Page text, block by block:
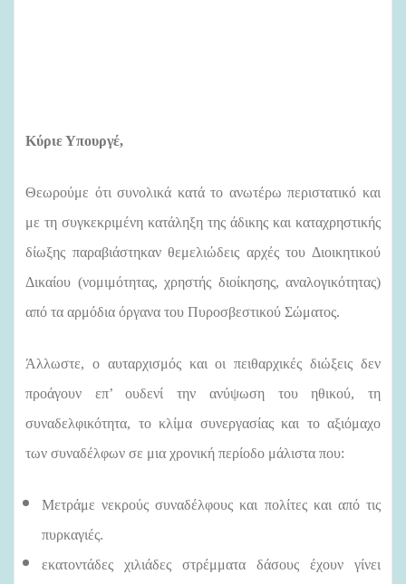
Κύριε Υπουργέ,
Θεωρούμε ότι συνολικά κατά το ανωτέρω περιστατικό και
με τη συγκεκριμένη κατάληξη της άδικης και καταχρηστικής
δίωξης παραβιάστηκαν θεμελιώδεις αρχές του Διοικητικού
Δικαίου (νομιμότητας, χρηστής διοίκησης, αναλογικότητας)
από τα αρμόδια όργανα του Πυροσβεστικού Σώματος.
Άλλωστε, ο αυταρχισμός και οι πειθαρχικές διώξεις δεν
προάγουν επ’ ουδενί την ανύψωση του ηθικού, τη
συναδελφικότητα, το κλίμα συνεργασίας και το αξιόμαχο
των συναδέλφων σε μια χρονική περίοδο μάλιστα που:
Μετράμε νεκρούς συναδέλφους και πολίτες και από τις
πυρκαγιές.
εκατοντάδες χιλιάδες στρέμματα δάσους έχουν γίνει